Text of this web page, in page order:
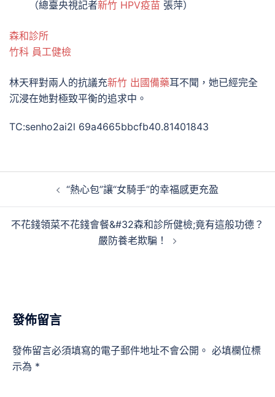
（總臺央視記者新竹 HPV疫苗 張萍）
森和診所
竹科 員工健檢
林天秤對兩人的抗議充新竹 出國備藥耳不聞，她已經完全
沉浸在她對極致平衡的追求中。
TC:senho2ai2l 69a4665bbcfb40.81401843
覽
“熱心包”讓“女騎手”的幸福感更充盈
不花錢領菜不花錢會餐&#32森和診所健檢;竟有這般功德？
嚴防養老欺騙！
發佈留言
發佈留言必須填寫的電子郵件地址不會公開。 必填欄位標
示為 *